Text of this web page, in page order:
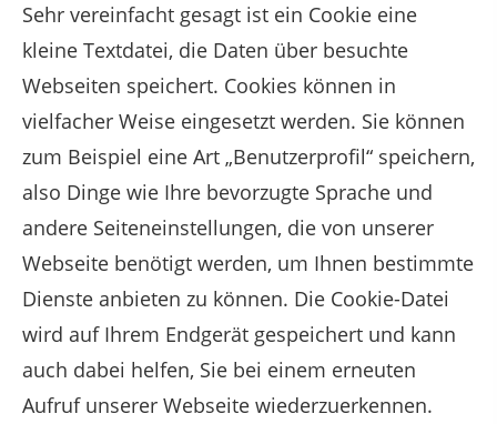
Sehr vereinfacht gesagt ist ein Cookie eine
kleine Textdatei, die Daten über besuchte
Webseiten speichert. Cookies können in
vielfacher Weise eingesetzt werden. Sie können
zum Beispiel eine Art „Benutzerprofil“ speichern,
also Dinge wie Ihre bevorzugte Sprache und
andere Seiteneinstellungen, die von unserer
Webseite benötigt werden, um Ihnen bestimmte
Dienste anbieten zu können. Die Cookie-Datei
wird auf Ihrem Endgerät gespeichert und kann
auch dabei helfen, Sie bei einem erneuten
Aufruf unserer Webseite wiederzuerkennen.